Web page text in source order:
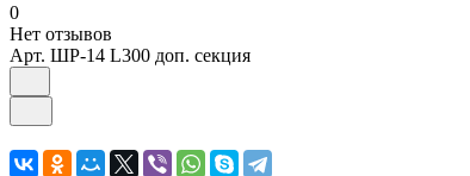
0
Нет отзывов
Арт. ШР-14 L300 доп. секция